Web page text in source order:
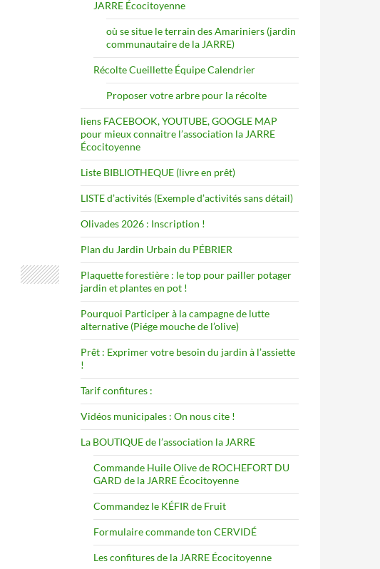
JARRE Écocitoyenne
où se situe le terrain des Amariniers (jardin
communautaire de la JARRE)
Récolte Cueillette Équipe Calendrier
Proposer votre arbre pour la récolte
liens FACEBOOK, YOUTUBE, GOOGLE MAP
pour mieux connaitre l’association la JARRE
Écocitoyenne
Liste BIBLIOTHEQUE (livre en prêt)
LISTE d’activités (Exemple d’activités sans détail)
Olivades 2026 : Inscription !
Plan du Jardin Urbain du PÉBRIER
Plaquette forestière : le top pour pailler potager
jardin et plantes en pot !
Pourquoi Participer à la campagne de lutte
alternative (Piége mouche de l’olive)
Prêt : Exprimer votre besoin du jardin à l’assiette
!
Tarif confitures :
Vidéos municipales : On nous cite !
La BOUTIQUE de l’association la JARRE
Commande Huile Olive de ROCHEFORT DU
GARD de la JARRE Écocitoyenne
Commandez le KÉFIR de Fruit
Formulaire commande ton CERVIDÉ
Les confitures de la JARRE Écocitoyenne